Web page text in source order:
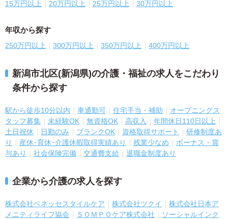
15万円以上 20万円以上 25万円以上 30万円以上
年収から探す
250万円以上 300万円以上 350万円以上 400万円以上
新潟市北区(新潟県)の介護・福祉の求人をこだわり
条件から探す
駅から徒歩10分以内 車通勤可 住宅手当・補助
オープニングス
タッフ募集
未経験OK 無資格OK 高収入
年間休日110日以上
土日祝休
日勤のみ ブランクOK 資格取得サポート
研修制度あ
り
産休･育休･介護休暇取得実績あり 残業少なめ
ボーナス・賞
与あり
社会保険完備 交通費支給 退職金制度あり
企業から介護の求人を探す
株式会社ベネッセスタイルケア 株式会社ツクイ
株式会社日本ア
メニティライフ協会
ＳＯＭＰＯケア株式会社
ソーシャルインク